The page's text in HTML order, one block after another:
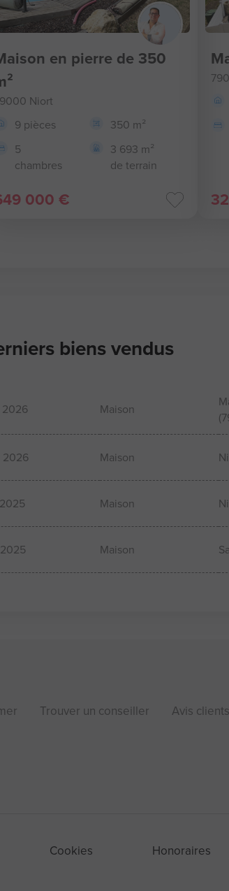
en pierre de 350
Niort
9 pièces
350 m²
5
chambres
3 693 m²
de terrain
000 €
biens vendus
Maison
2026 Maison
Maison
Maison
Trouver un conseiller Avis clients
Cookies Honoraires